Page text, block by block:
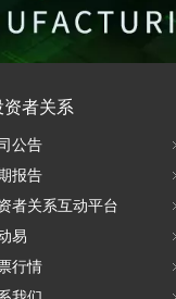
资者关系
公告
报告
者关系互动平台
易
行情